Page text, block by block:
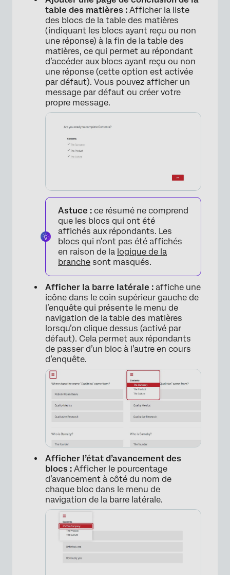
×
table des matières : Afficher la liste
des blocs de la table des matières
(indiquant les blocs ayant reçu ou non
une réponse) à la fin de la table des
matières, ce qui permet au répondant
d’accéder aux blocs ayant reçu ou non
une réponse (cette option est activée
par défaut). Vous pouvez afficher un
message par défaut ou créer votre
propre message.
×
Astuce : ce résumé ne comprend
que les blocs qui ont été
affichés aux répondants. Les
blocs qui n’ont pas été affichés
en raison de la logique de la
branche sont masqués.
Afficher la barre latérale : affiche une
icône dans le coin supérieur gauche de
l’enquête qui présente le menu de
navigation de la table des matières
lorsqu’on clique dessus (activé par
défaut). Cela permet aux répondants
de passer d’un bloc à l’autre en cours
d’enquête.
Afficher l’état d’avancement des
blocs : Afficher le pourcentage
d’avancement à côté du nom de
chaque bloc dans le menu de
navigation de la barre latérale.